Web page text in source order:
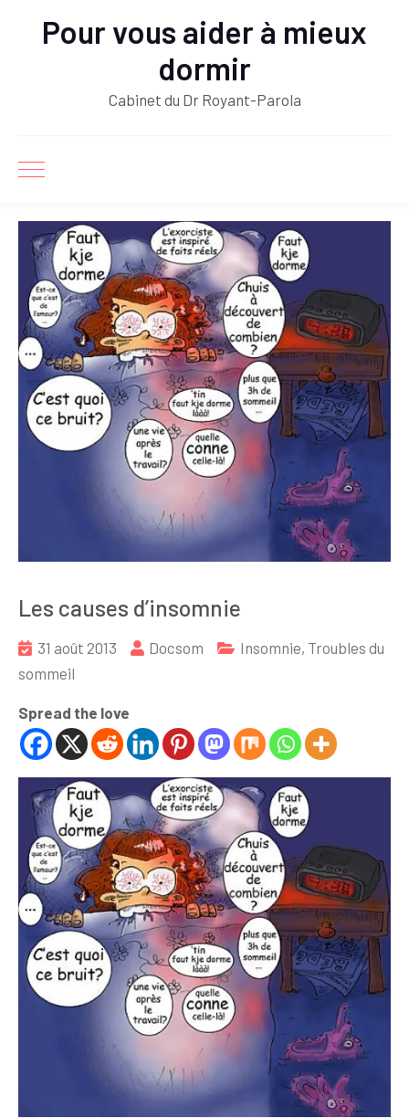
Pour vous aider à mieux
dormir
Cabinet du Dr Royant-Parola
Les causes d’insomnie
31 août 2013 Docsom Insomnie, Troubles du
sommeil
Spread the love